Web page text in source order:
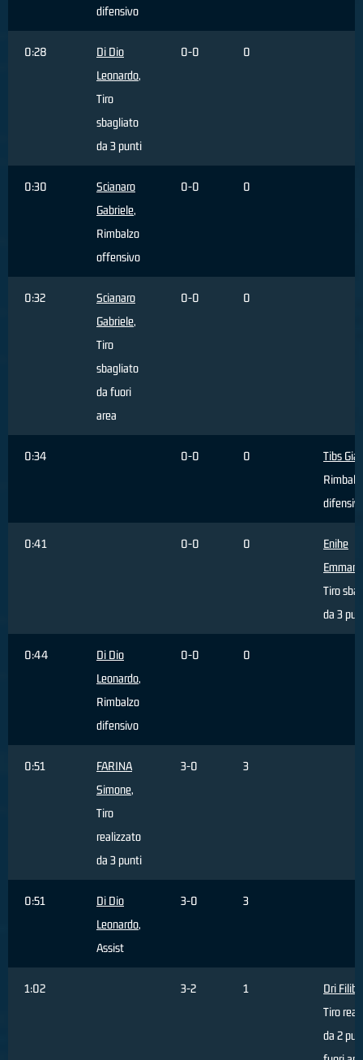
difensivo
0:28
Di Dio
Leonardo,
Tiro
sbagliato
da 3 punti
0-0 0
0:30
Scianaro
Gabriele,
Rimbalzo
offensivo
0-0 0
0:32
Scianaro
Gabriele,
Tiro
sbagliato
da fuori
area
0-0 0
0:34 0-0 0
Tibs
0:41 0-0 0
Enihe
Tiro
da 3
0:44
Di Dio
Leonardo,
Rimbalzo
difensivo
0-0 0
0:51
FARINA
Simone,
Tiro
realizzato
da 3 punti
3-0 3
0:51
Di Dio
Leonardo,
Assist
3-0 3
1:02 3-2 1
Dri
Tiro
da 2